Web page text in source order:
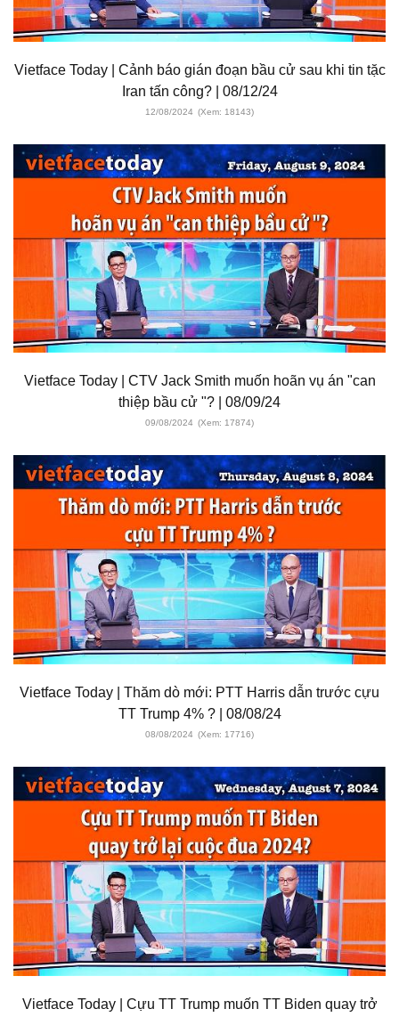
Vietface Today | Cảnh báo gián đoạn bầu cử sau khi tin tặc
Iran tấn công? | 08/12/24
12/08/2024 (Xem: 18143)
Vietface Today | CTV Jack Smith muốn hoãn vụ án "can
thiệp bầu cử "? | 08/09/24
09/08/2024 (Xem: 17874)
Vietface Today | Thăm dò mới: PTT Harris dẫn trước cựu
TT Trump 4% ? | 08/08/24
08/08/2024 (Xem: 17716)
Vietface Today | Cựu TT Trump muốn TT Biden quay trở